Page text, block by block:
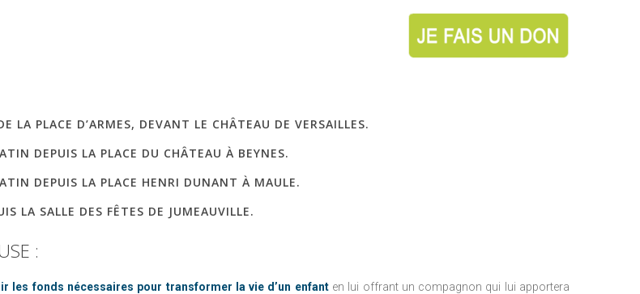
PLACE D’ARMES, DEVANT LE CHÂTEAU DE VERSAILLES.
DEPUIS LA PLACE DU CHÂTEAU À BEYNES.
DEPUIS LA PLACE HENRI DUNANT À MAULE.
LA SALLE DES FÊTES DE JUMEAUVILLE.
:
les fonds nécessaires pour transformer la vie d’un enfant en lui offrant un compagnon qui lui apportera